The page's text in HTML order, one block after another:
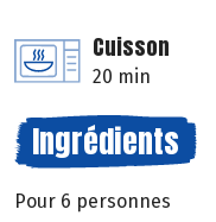
Cuisson
20 min
Ingrédients
Pour 6 personnes